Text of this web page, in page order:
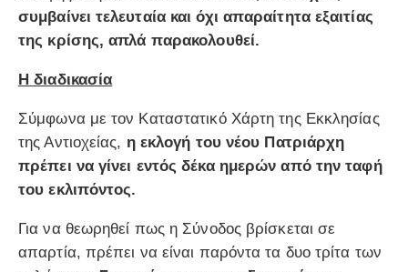
συμβαίνει τελευταία και όχι απαραίτητα εξαιτίας
της κρίσης, απλά παρακολουθεί.
Η διαδικασία
Σύμφωνα με τον Καταστατικό Χάρτη της Εκκλησίας
της Αντιοχείας, η εκλογή του νέου Πατριάρχη
πρέπει να γίνει εντός δέκα ημερών από την ταφή
του εκλιπόντος.
Για να θεωρηθεί πως η Σύνοδος βρίσκεται σε
απαρτία, πρέπει να είναι παρόντα τα δυο τρίτα των